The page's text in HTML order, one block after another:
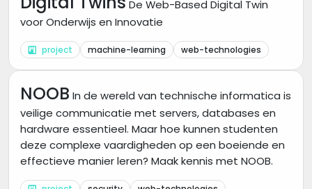
De Web-Based Digital Twin
voor Onderwijs en Innovatie
project machine-learning web-technologies
NOOB In de wereld van technische informatica is
veilige communicatie met servers, databases en
hardware essentieel. Maar hoe kunnen studenten
deze complexe vaardigheden op een boeiende en
effectieve manier leren? Maak kennis met NOOB.